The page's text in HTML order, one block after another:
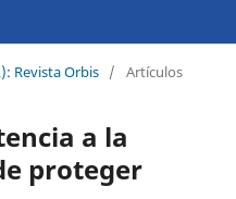
Revista Orbis / Artículos
a la
proteger